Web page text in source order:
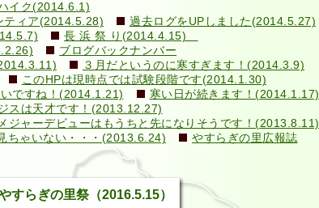
イク(2014.6.1)
ティア(2014.5.28)
過去ログをUPしました(2014.5.27)
長 浜 祭 り(2014.4.15)
ブログバックナンバー
３月だというのに寒すぎます！(2014.3.9)
このHPは現時点では試験段階です(2014.1.30)
ですね！(2014.1.21)
寒い日が続きます！(2014.1.17)
スは天才です！(2013.12.27)
ジャーデビューはもうちと先になりそうです！(2013.8.11)
ちゃいない・・・(2013.6.24)
やすらぎの里広報誌
すらぎの里祭（2016.5.15）